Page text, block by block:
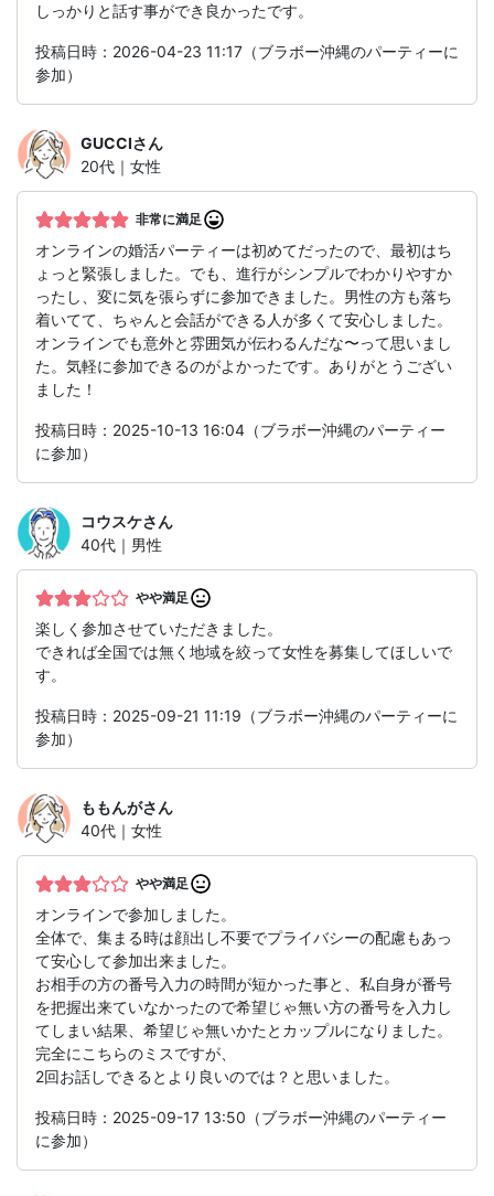
しっかりと話す事ができ良かったです。
投稿日時：2026-04-23 11:17（ブラボー沖縄のパーティーに
参加）
GUCCIさん
20代｜女性
非常に満足
オンラインの婚活パーティーは初めてだったので、最初はち
ょっと緊張しました。でも、進行がシンプルでわかりやすか
ったし、変に気を張らずに参加できました。男性の方も落ち
着いてて、ちゃんと会話ができる人が多くて安心しました。
オンラインでも意外と雰囲気が伝わるんだな〜って思いまし
た。気軽に参加できるのがよかったです。ありがとうござい
ました！
投稿日時：2025-10-13 16:04（ブラボー沖縄のパーティー
に参加）
コウスケさん
40代｜男性
やや満足
楽しく参加させていただきました。
できれば全国では無く地域を絞って女性を募集してほしいで
す。
投稿日時：2025-09-21 11:19（ブラボー沖縄のパーティーに
参加）
ももんがさん
40代｜女性
やや満足
オンラインで参加しました。
全体で、集まる時は顔出し不要でプライバシーの配慮もあっ
て安心して参加出来ました。
お相手の方の番号入力の時間が短かった事と、私自身が番号
を把握出来ていなかったので希望じゃ無い方の番号を入力し
てしまい結果、希望じゃ無いかたとカップルになりました。
完全にこちらのミスですが、
2回お話しできるとより良いのでは？と思いました。
投稿日時：2025-09-17 13:50（ブラボー沖縄のパーティー
に参加）